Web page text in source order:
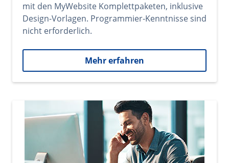
mit den MyWebsite Komplettpaketen, inklusive
Design-Vorlagen. Programmier-Kenntnisse sind
nicht erforderlich.
Mehr erfahren